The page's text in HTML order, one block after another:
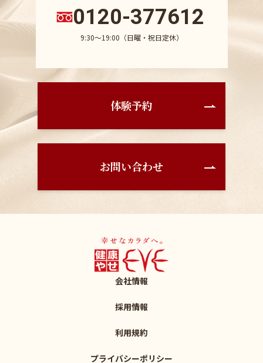
0120-377612
9:30〜19:00（日曜・祝日定休）
体験予約
お問い合わせ
会社情報
採用情報
利用規約
プライバシーポリシー